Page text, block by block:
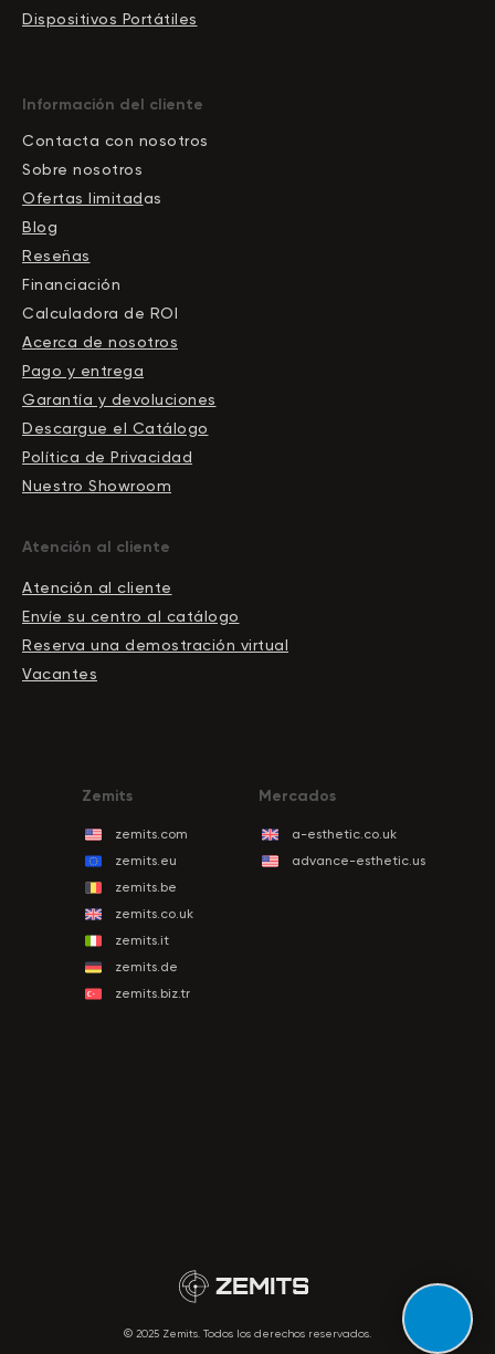
Dispositivos Portátiles
Información del cliente
Contacta con nosotros
Sobre nosotros
Ofertas limitadas
Blog
Reseñas
Financiación
Calculadora de ROI
Acerca de nosotros
Pago y entrega
Garantía y devoluciones
Descargue el Сatálogo
Política de Privacidad
Nuestro Showroom
Atención al cliente
Atención al cliente
Envíe su centro al catálogo
Reserva una demostración virtual
Vacantes
zemits.com
zemits.eu
zemits.be
zemits.co.uk
zemits.it
zemits.de
zemits.biz.tr
Zemits
a-esthetic.co.uk
advance-esthetic.us
Mercados
© 2025 Zemits. Todos los derechos reservados.